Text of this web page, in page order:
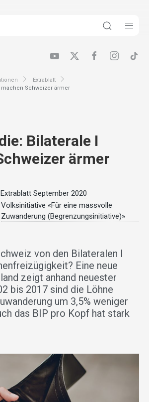
Extrablatt
machen Schweizer ärmer
Bilaterale I
ärmer
Extrablatt September 2020
Volksinitiative «Für eine massvolle
Zuwanderung (Begrenzungsinitiative)»
von den Bilateralen I
Eine neue
zeigt anhand neuester
bis 2017 sind die Löhne
um 3,5% weniger
das BIP pro Kopf hat stark